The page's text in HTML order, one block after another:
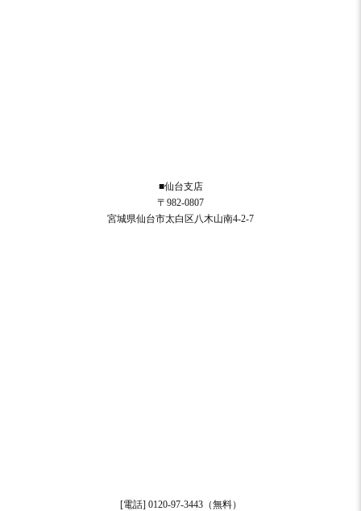
■仙台支店
〒982-0807
宮城県仙台市太白区八木山南4-2-7
[電話] 0120-97-3443（無料）